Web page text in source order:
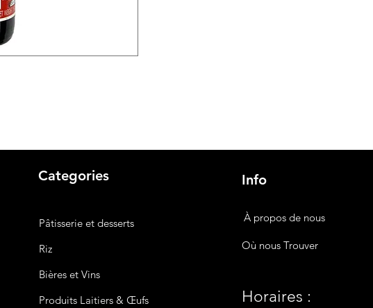
Categories
Pâtisserie et desserts
Riz
Bièreset Vins
Produits Laitiers & Œufs
Info
Où nous Trouver
Horaires :
À propos de nous